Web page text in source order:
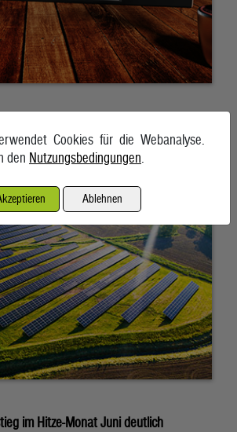
im Hitze-Monat Juni deutlich
Cookies für die Webanalyse.
den Nutzungsbedingungen.
Ablehnen